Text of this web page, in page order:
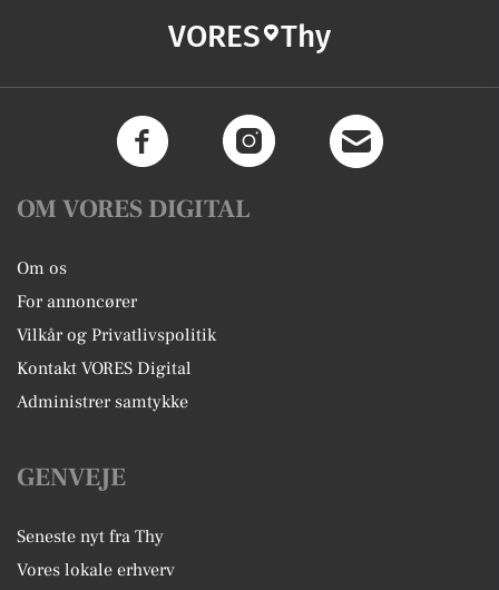
VORES Thy
OM VORES DIGITAL
Om os
For annoncører
Vilkår og Privatlivspolitik
Kontakt VORES Digital
Administrer samtykke
GENVEJE
Seneste nyt fra Thy
Vores lokale erhverv